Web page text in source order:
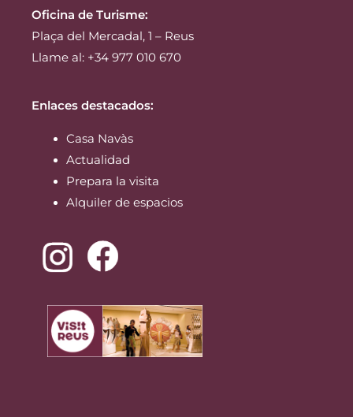
Oficina de Turisme:
Plaça del Mercadal, 1 – Reus
Llame al: +34 977 010 670
Enlaces destacados:
Casa Navàs
Actualidad
Prepara la visita
Alquiler de espacios